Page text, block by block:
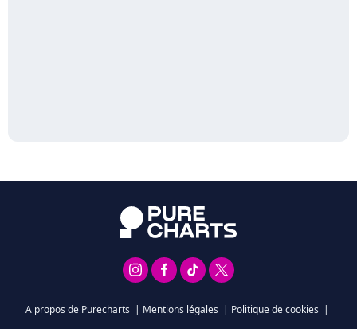
A propos de Purecharts | Mentions légales | Politique de cookies |